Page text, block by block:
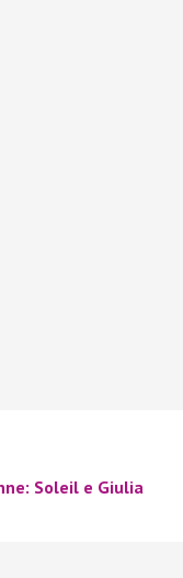
Soleil e Giulia